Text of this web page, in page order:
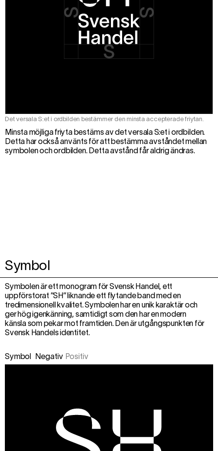
Det versala S:et i ordbilden bestämmer den minsta accepterade friytan.
Minsta möjliga friyta bestäms av det versala S:et i ordbilden.
Detta har också använts för att bestämma avståndet mellan
symbolen och ordbilden. Detta avstånd får aldrig ändras.
Symbol
Symbolen är ett monogram för Svensk Handel, ett
uppförstorat ”SH” liknande ett flytande band med en
tredimensionell kvalitet. Symbolen har en unik karaktär och
ger hög igenkänning, samtidigt som den har en modern
känsla som pekar mot framtiden. Den är utgångspunkten för
Svensk Handels identitet.
Symbol Negativ Positiv